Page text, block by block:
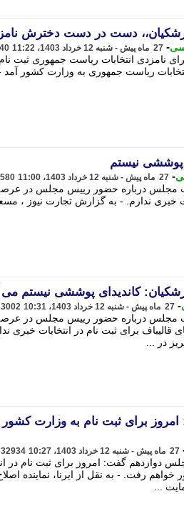
دست در دست دخترش
- 27 ماه پیش - شنبه 12 خرداد 1403، 11:22
نامزدی انتخابات ریاست جمهوری ثبت
ریاست جمهوری به وزارت کشور آمد
پوششی نیستم
- 27 ماه پیش - شنبه 12 خرداد 1403، 11:00
مجلس درباره حضور رییس مجلس در عرصه
خبری ندارم. - به گزارش تجارت نیوز ،
کاندیدای پوششی نیستم می
- 27 ماه پیش - شنبه 12 خرداد 1403، 10:31
مجلس درباره حضور رییس مجلس در
در ...
امروز برای ثبت نام به وزارت
27 ماه پیش - شنبه 12 خرداد 1403، 10:27
دوازدهم گفت: امروز برای ثبت نام در
خواهم رفت. - به نقل از ایرنا، نماینده
...